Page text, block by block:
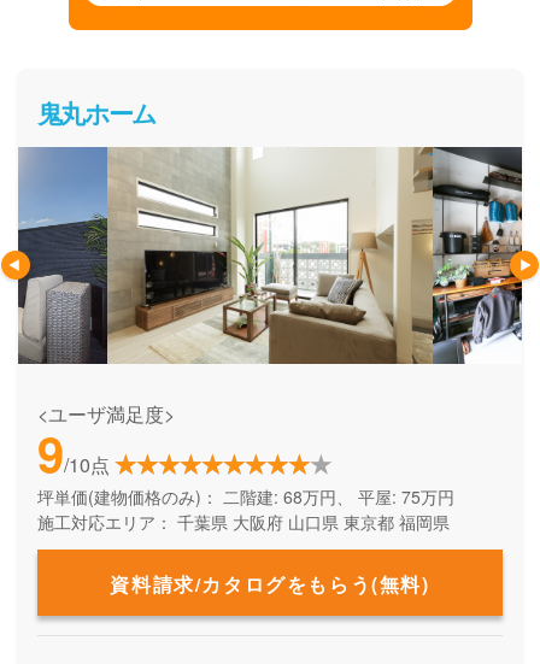
鬼丸ホーム
<ユーザ満足度>
9/10点
坪単価(建物価格のみ)： 二階建: 68万円、 平屋: 75万円
施工対応エリア： 千葉県 大阪府 山口県 東京都 福岡県
資料請求/カタログをもらう(無料)